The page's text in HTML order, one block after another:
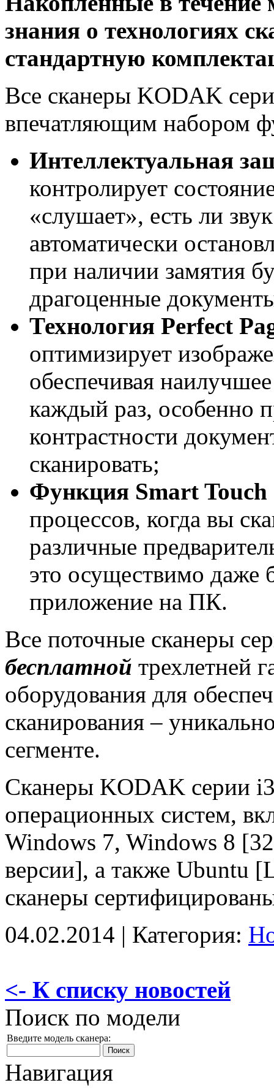
знания о технологиях
стандартную
Все сканеры KODAK
впечатляющим набором
Интеллектуальная
контролирует
«слушает», есть ли
автоматически
при наличии замятия
драгоценные
Технология Perfect
оптимизирует
обеспечивая
каждый раз, особенно
контрастности
сканировать;
Функция Smart Touch
процессов, когда вы
различные
это осуществимо даже
приложение на ПК.
Все поточные сканеры
бесплатной трехлетней
оборудования для
сканирования –
сегменте.
Сканеры KODAK серии
операционных систем,
Windows 7, Windows 8
версии], а также Ubuntu
сканеры
04.02.2014 | Категория:
<- К списку новостей
Поиск по модели
Введите модель сканера:
Навигация